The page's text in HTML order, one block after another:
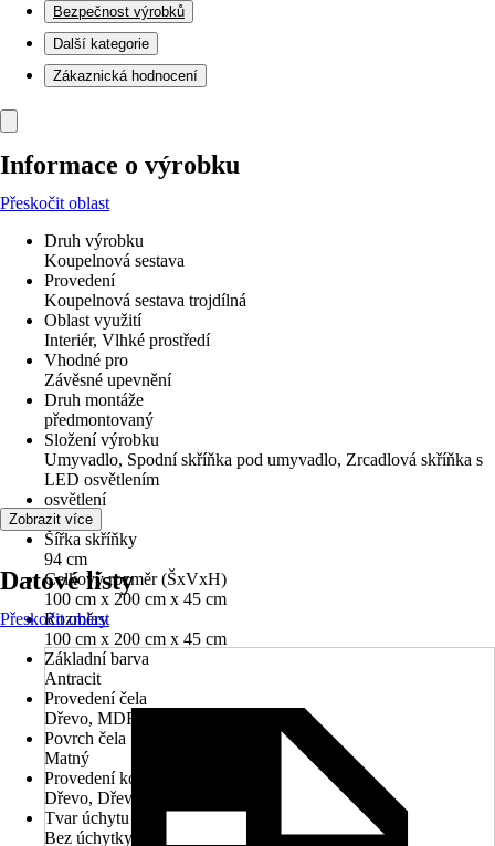
Bezpečnost výrobků
Další kategorie
Zákaznická hodnocení
Informace o výrobku
Přeskočit oblast
Druh výrobku
Koupelnová sestava
Provedení
Koupelnová sestava trojdílná
Oblast využití
Interiér, Vlhké prostředí
Vhodné pro
Závěsné upevnění
Druh montáže
předmontovaný
Složení výrobku
Umyvadlo, Spodní skříňka pod umyvadlo, Zrcadlová skříňka s
LED osvětlením
osvětlení
Ano
Šířka skříňky
94 cm
Celkový rozměr (ŠxVxH)
100 cm x 200 cm x 45 cm
Rozměry
100 cm x 200 cm x 45 cm
Základní barva
Antracit
Provedení čela
Dřevo, MDF
Povrch čela
Matný
Provedení korpusu
Dřevo, Dřevotřísková deska
Tvar úchytu
Bez úchytky
Zobrazit více
Datové listy
Přeskočit oblast